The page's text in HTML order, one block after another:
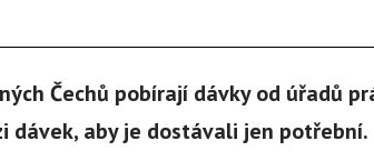
Čechů pobírají dávky od úřadů
dávek, aby je dostávali jen potřební.